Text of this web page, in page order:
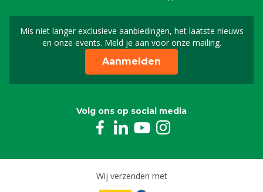
Mis niet langer exclusieve aanbiedingen, het laatste nieuws
en onze events. Meld je aan voor onze mailing.
Schrijf je in voor onze
Aanmelden
Volg ons op social media
Wij verzenden met